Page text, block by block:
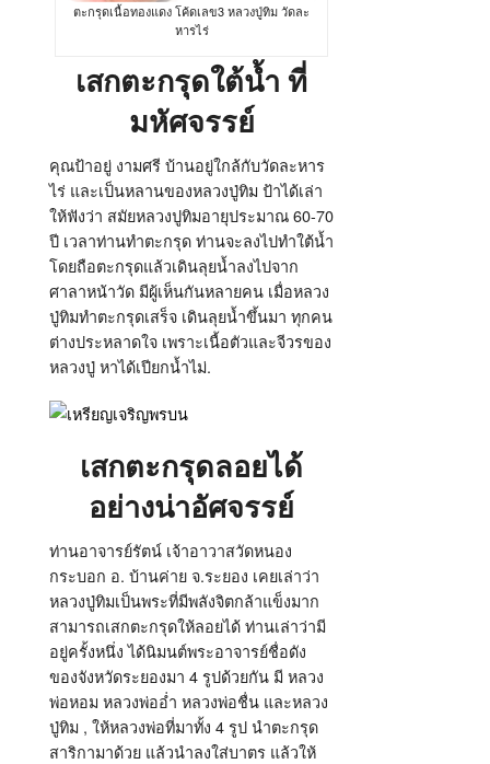
ตะกรุดเนื้อทองแดง โค้ดเลข3 หลวงปู่ทิม วัดละ
หารไร่
เสกตะกรุดใต้น้ำ ที่
มหัศจรรย์
คุณป้าอยู่ งามศรี บ้านอยู่ใกล้กับวัดละหาร
ไร่ และเป็นหลานของหลวงปู่ทิม ป้าได้เล่า
ให้ฟังว่า สมัยหลวงปูทิมอายุประมาณ 60-70
ปี เวลาท่านทำตะกรุด ท่านจะลงไปทำใต้น้ำ
โดยถือตะกรุดแล้วเดินลุยน้ำลงไปจาก
ศาลาหน้าวัด มีผู้เห็นกันหลายคน เมื่อหลวง
ปู่ทิมทำตะกรุดเสร็จ เดินลุยน้ำขึ้นมา ทุกคน
ต่างประหลาดใจ เพราะเนื้อตัวและจีวรของ
หลวงปู่ หาได้เปียกน้ำไม่.
เสกตะกรุดลอยได้
อย่างน่าอัศจรรย์
ท่านอาจารย์รัตน์ เจ้าอาวาสวัดหนอง
กระบอก อ. บ้านค่าย จ.ระยอง เคยเล่าว่า
หลวงปู่ทิมเป็นพระที่มีพลังจิตกล้าแข็งมาก
สามารถเสกตะกรุดให้ลอยได้ ท่านเล่าว่ามี
อยู่ครั้งหนึ่ง ได้นิมนต์พระอาจารย์ชื่อดัง
ของจังหวัดระยองมา 4 รูปด้วยกัน มี หลวง
พ่อหอม หลวงพ่ออ่ำ หลวงพ่อชื่น และหลวง
ปู่ทิม , ให้หลวงพ่อที่มาทั้ง 4 รูป นำตะกรุด
สาริกามาด้วย แล้วนำลงใส่บาตร แล้วให้